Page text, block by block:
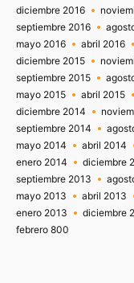
diciembre 2016
septiembre 2016
mayo 2016
abril 2016
diciembre 2015
septiembre 2015
mayo 2015
abril 2015
diciembre 2014
septiembre 2014
mayo 2014
abril 2014
enero 2014
diciembre
septiembre 2013
mayo 2013
abril 2013
enero 2013
diciembre
febrero 800